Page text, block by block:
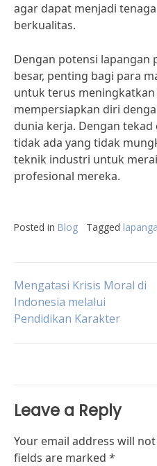
agar dapat menjadi
berkualitas.
Dengan potensi lapangan
besar, penting bagi para
untuk terus
mempersiapkan diri
dunia kerja. Dengan
tidak ada yang tidak
teknik industri untuk
profesional mereka.
Posted in Blog Tagged
Post
navigation
Mengatasi Krisis Moral di
Indonesia melalui
Pendidikan Karakter
Leave a Reply
Your email address will
fields are marked *